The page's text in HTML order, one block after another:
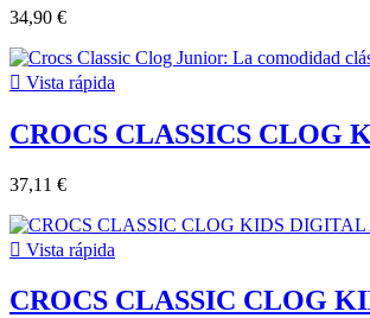
34,90 €
 Vista rápida
CROCS CLASSICS CLOG
37,11 €
 Vista rápida
CROCS CLASSIC CLOG